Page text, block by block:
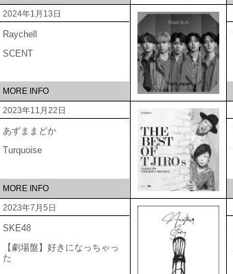
2024年1月13日
Raychell
SCENT
MORE INFO
2023年11月22日
あずままどか
Turquoise
MORE INFO
2023年7月5日
SKE48
【劇場盤】好きになっちゃっ
た